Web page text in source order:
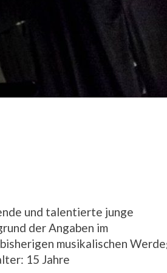
und talentierte junge
der Angaben im
musikalischen
15 Jahre